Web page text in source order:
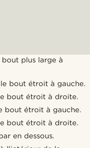
plus large à
bout étroit à gauche.
bout étroit à droite.
bout étroit à gauche.
bout étroit à droite.
en dessous.